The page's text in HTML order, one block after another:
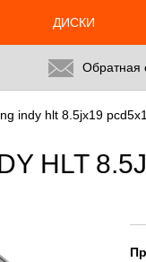
ДИСКИ
Обратная
indy hlt 8.5jx19
HLT